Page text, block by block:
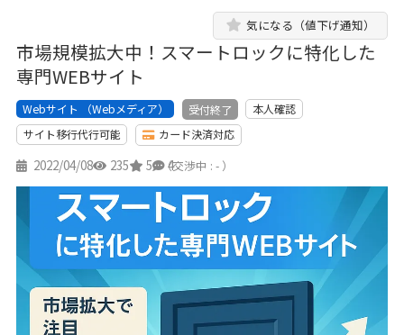
市場規模拡大中！スマートロックに特化した
専門WEBサイト
気になる（値下げ通知）
Webサイト （Webメディア） 受付終了
本人確認
サイト移行代行可能
カード決済対応
2022/04/08 235 5 4
（交渉中 : - ）